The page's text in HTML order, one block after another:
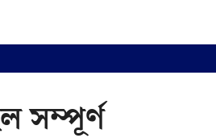
সম্পূর্ণ